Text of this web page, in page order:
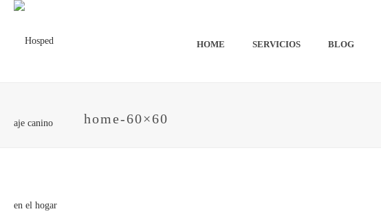
HOME SERVICIOS BLOG
home-60×60